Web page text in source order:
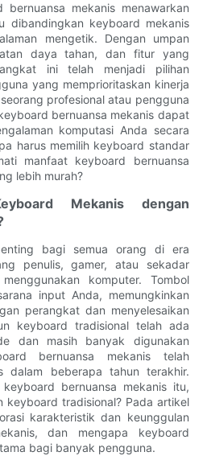
bernuansa mekanis menawarkan
dibandingkan keyboard mekanis
mengetik. Dengan umpan
daya tahan, dan fitur yang
ini telah menjadi pilihan
yang memprioritaskan kinerja
profesional atau pengguna
bernuansa mekanis dapat
komputasi Anda secara
harus memilih keyboard standar
manfaat keyboard bernuansa
lebih murah?
Mekanis dengan
bagi semua orang di era
penulis, gamer, atau sekadar
komputer. Tombol
input Anda, memungkinkan
perangkat dan menyelesaikan
keyboard tradisional telah ada
dan masih banyak digunakan
bernuansa mekanis telah
dalam beberapa tahun terakhir.
bernuansa mekanis itu,
keyboard tradisional? Pada artikel
karakteristik dan keunggulan
dan mengapa keyboard
bagi banyak pengguna.